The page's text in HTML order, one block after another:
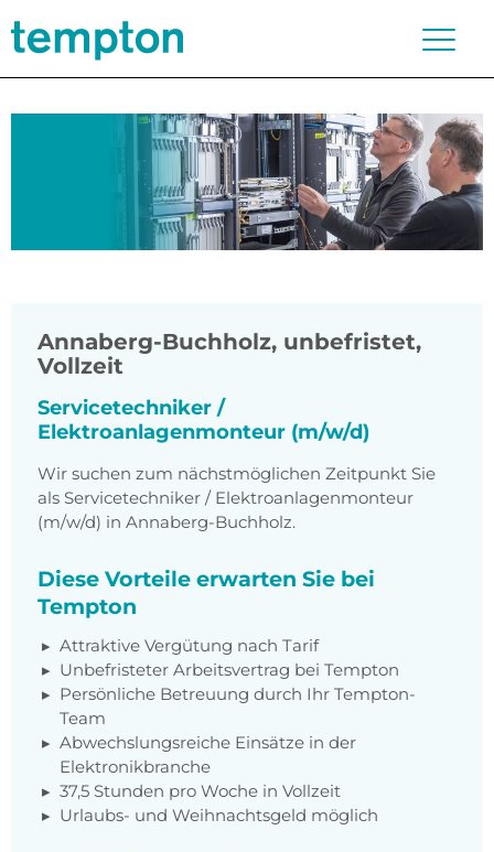
Annaberg-Buchholz, unbefristet,
Vollzeit
Servicetechniker /
Elektroanlagenmonteur (m/w/d)
Wir suchen zum nächstmöglichen Zeitpunkt Sie
als Servicetechniker / Elektroanlagenmonteur
(m/w/d) in Annaberg-Buchholz.
Diese Vorteile erwarten Sie bei
Tempton
Attraktive Vergütung nach Tarif
Unbefristeter Arbeitsvertrag bei Tempton
Persönliche Betreuung durch Ihr Tempton-
Team
Abwechslungsreiche Einsätze in der
Elektronikbranche
37,5 Stunden pro Woche in Vollzeit
Urlaubs- und Weihnachtsgeld möglich